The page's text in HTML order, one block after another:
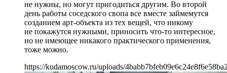
не нужны, но могут пригодиться другим. Во второй
день работы соседского свопа все вместе займемутся
созданием арт-объекта из тех вещей, что никому
не покажутся нужными, приносить что-то интересное,
но не имеющее никакого практического применения,
тоже можно.
https://kudamoscow.ru/uploads/